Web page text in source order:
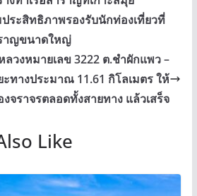
ระสิทธิภาพรองรับนักท่องเที่ยวที่
าญขนาดใหญ่
วงหมายเลข 3222 ต.ชำผักแพว –
ทางประมาณ 11.61 กิโลเมตร ให้
งจราจรตลอดทั้งสายทาง แล้วเสร็จ
Like